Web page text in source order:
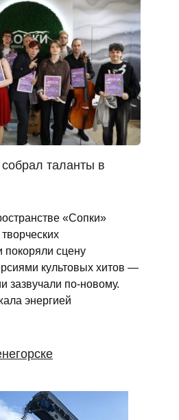
собрал таланты в
«Сопки»
покоряли сцену
культовых хитов —
зазвучали по‑новому.
энергией